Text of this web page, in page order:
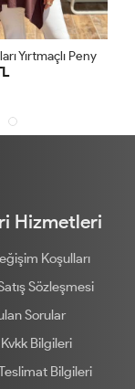
2
4278 Yanları Yırtmaçlı Penye Tunik Kahve
Hizmetleri
Koşulları
Sözleşmesi
Sorular
Bilgileri
Bilgileri